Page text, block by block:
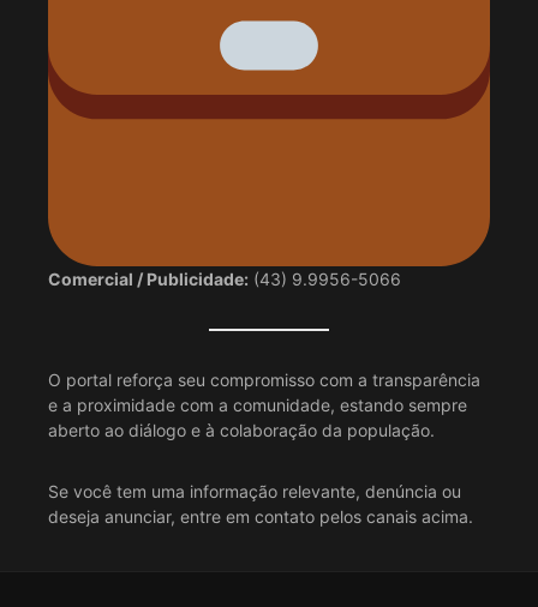
Comercial / Publicidade: (43) 9.9956-5066
O portal reforça seu compromisso com a transparência
e a proximidade com a comunidade, estando sempre
aberto ao diálogo e à colaboração da população.
Se você tem uma informação relevante, denúncia ou
deseja anunciar, entre em contato pelos canais acima.